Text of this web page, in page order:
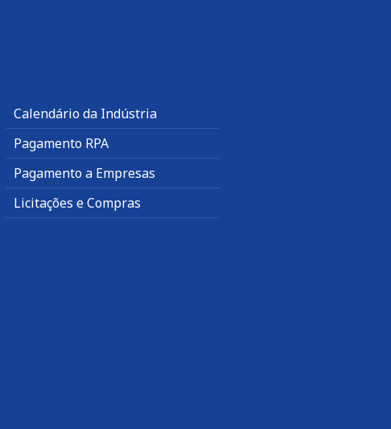
Calendário da Indústria
Pagamento RPA
Pagamento a Empresas
Licitações e Compras